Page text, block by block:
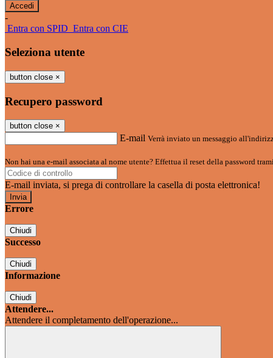
-
Entra con SPID Entra con CIE
Seleziona utente
button close ×
Recupero password
button close ×
E-mail Verrà inviato un messaggio
Non hai una e-mail associata al nome utente? Effettua il reset della password
E-mail inviata, si prega di controllare la casella di posta elettronica!
Errore
Chiudi
Successo
Chiudi
Informazione
Chiudi
Attendere...
Attendere il completamento dell'operazione...